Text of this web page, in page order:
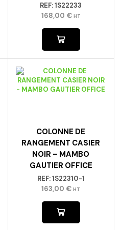
REF:1S22233
168,00 € HT
COLONNE DE
RANGEMENT CASIER
NOIR – MAMBO
GAUTIER OFFICE
REF:1S22310-1
163,00 € HT